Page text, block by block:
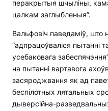
перакрытыя шчыліны,
цалкам заглыбленыя”.
Вальфовіч паведаміў,
“адпрацоўваліся пытанні
усебаковага
на пытанні вартавога
засяроджвання як ад
беспілотных лятальных
дыверсійна-